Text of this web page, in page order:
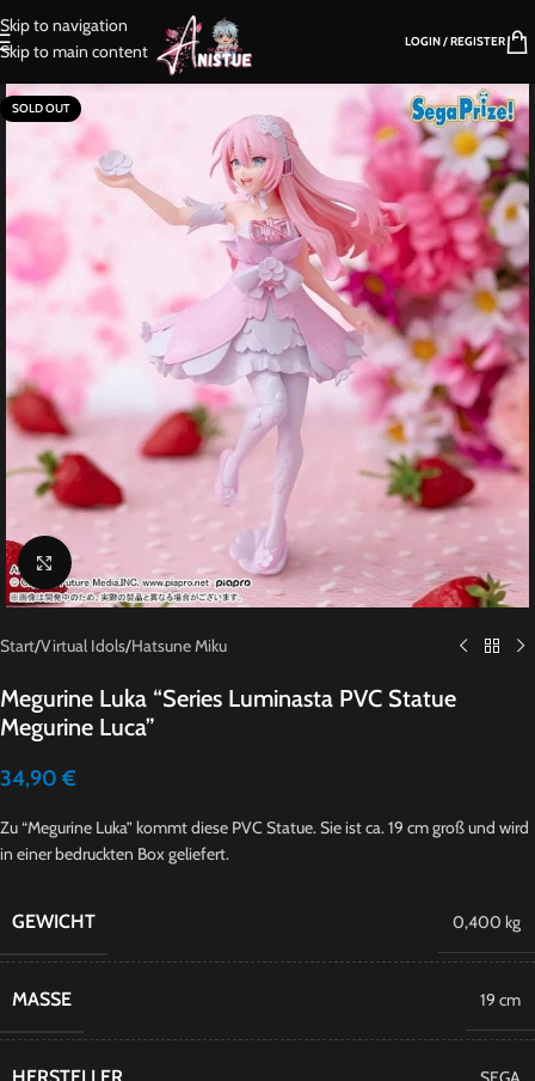
Skip to navigation
Skip to main content
LOGIN / REGISTER
SOLD OUT
Click to enlarge
Start/Virtual Idols/Hatsune Miku
Megurine Luka “Series Luminasta PVC Statue
Megurine Luca”
34,90 €
Zu “Megurine Luka” kommt diese PVC Statue. Sie ist ca. 19 cm groß und wird
in einer bedruckten Box geliefert.
GEWICHT 0,400 kg
MASSE 19 cm